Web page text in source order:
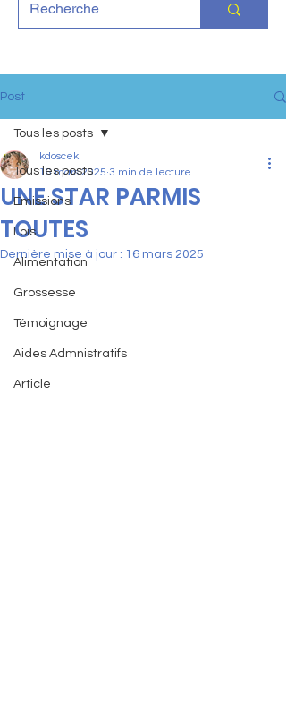
Post
Tous les posts
Emissions
Lois
Alimentation
Grossesse
Témoignage
Aides Admnistratifs
Article
Tous les posts
UNE STAR PARMIS
TOUTES
kdosceki
16 mars 2025 3 min de lecture
Dernière mise à jour : 16 mars 2025